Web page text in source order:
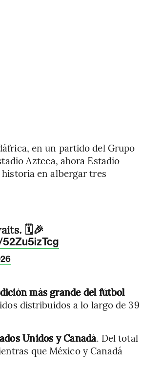
en un partido del Grupo
Azteca, ahora Estadio
en albergar tres
🗓️🎉
más grande del fútbol
distribuidos a lo largo de 39
Unidos y Canadá. Del total
que México y Canadá